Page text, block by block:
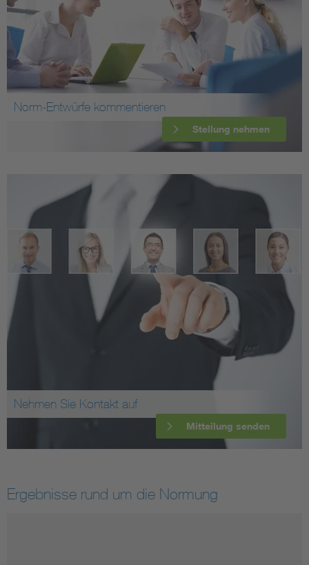
Norm-Entwürfe kommentieren
Stellung nehmen
Nehmen Sie Kontakt auf
Mitteilung senden
Ergebnisse rund um die Normung